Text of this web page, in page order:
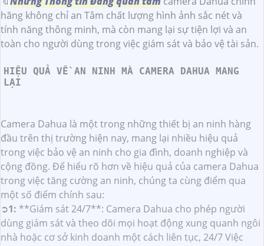
hãng không chỉ an Tâm chất lượng hình ảnh sắc nét và
tính năng thông minh, mà còn mang lại sự tiện lợi và an
toàn cho người dùng trong việc giám sát và bảo vệ tài sản.
HIỆU QUẢ VỀ AN NINH MÀ CAMERA DAHUA MANG
LẠI
Camera Dahua là một trong những thiết bị an ninh hàng
đầu trên thị trường hiện nay, mang lại nhiều hiệu quả
trong việc bảo vệ an ninh cho gia đình, doanh nghiệp và
cộng đồng. Để hiểu rõ hơn về hiệu quả của camera Dahua
trong việc tăng cường an ninh, chúng ta cùng điểm qua
một số điểm chính sau:
➲1: **Giám sát 24/7**: Camera Dahua cho phép người
dùng giám sát và theo dõi mọi hoạt động xung quanh ngôi
nhà hoặc cơ sở kinh doanh một cách liên tục, 24/7 Việc